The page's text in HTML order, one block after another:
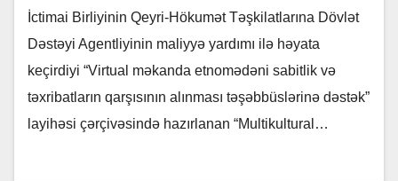
İctimai Birliyinin Qeyri-Hökumət Təşkilatlarına Dövlət
Dəstəyi Agentliyinin maliyyə yardımı ilə həyata
keçirdiyi “Virtual məkanda etnomədəni sabitlik və
təxribatların qarşısının alınması təşəbbüslərinə dəstək”
layihəsi çərçivəsində hazırlanan “Multikultural…